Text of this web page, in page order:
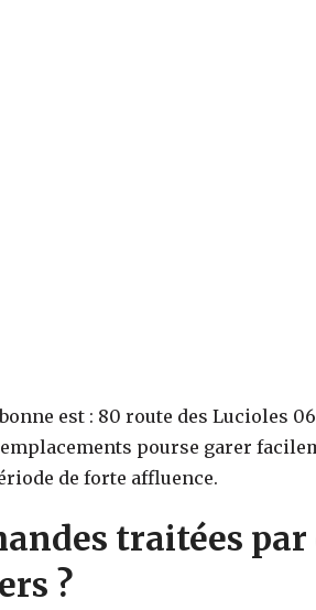
est : 80 route des Lucioles
pourse garer
de forte affluence.
traitées par
?